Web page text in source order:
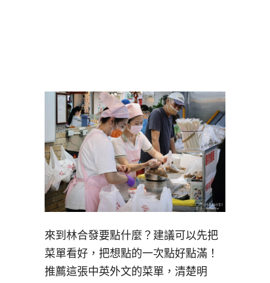
來到林合發要點什麼？建議可以先把
菜單看好，把想點的一次點好點滿！
推薦這張中英外文的菜單，清楚明